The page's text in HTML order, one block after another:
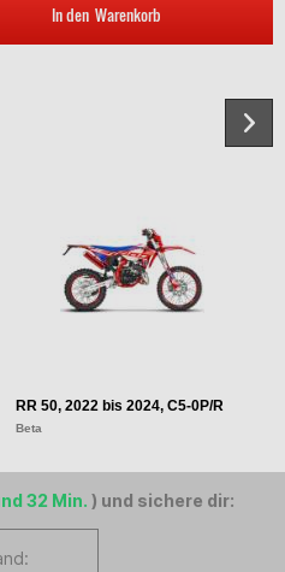
In den Warenkorb
RR 50, 2022 bis 2024, C5-0P/R
Beta
32 Min. ) und sichere dir: